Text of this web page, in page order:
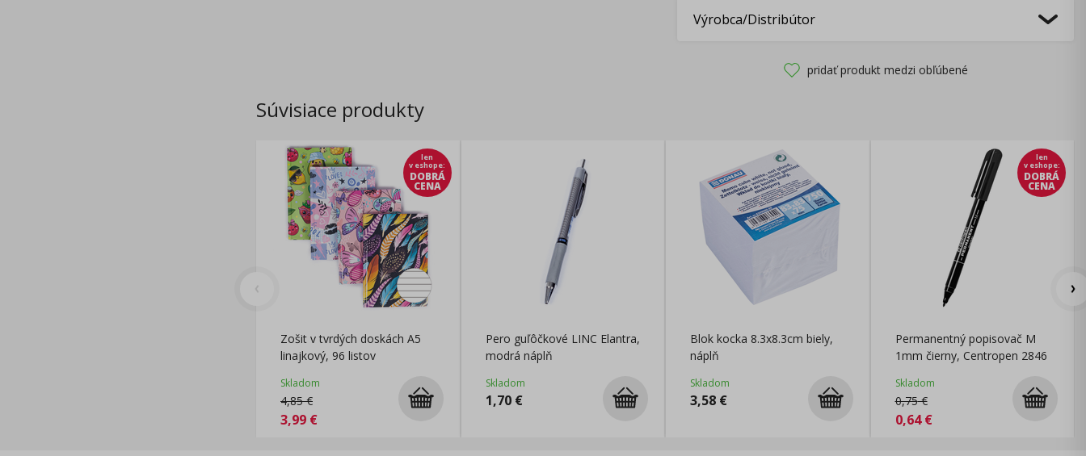
Výrobca/Distribútor
pridať produkt medzi obľúbené
Súvisiace produkty
len
v eshope:
DOBRÁ
CENA
Zošit v tvrdých doskách A5
linajkový, 96 listov
Skladom
4,85€
3,99 €
Pero guľôčkové LINC Elantra,
modrá náplň
Skladom
1,70€
Blok kocka 8.3x8.3cm biely,
náplň
Skladom
3,58 €
len
v eshope:
DOBRÁ
CENA
Permanentný popisovač M
1mm čierny, Centropen 2846
Skladom
0,75€
0,64€